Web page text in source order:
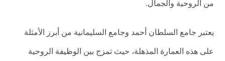
من الروحية والجمال.
يعتبر جامع السلطان أحمد وجامع السليمانية من أبرز الأمثلة
على هذه العمارة المذهلة، حيث تمزج بين الوظيفة الروحية